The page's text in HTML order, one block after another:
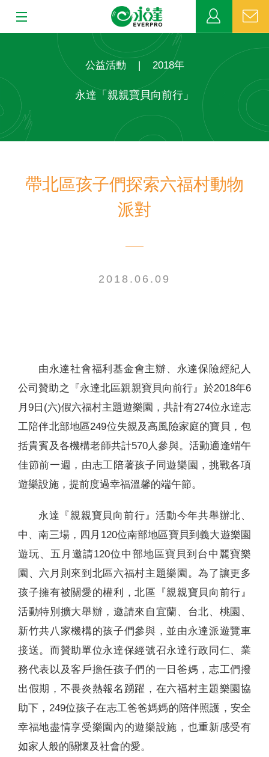
MDRT
公益活動
公益活動 | 2018年
永達「親親寶貝向前行」
帶北區孩子們探索六福村動物
派對
2018.06.09
由永達社會福利基金會主辦、永達保險經紀人
公司贊助之『永達北區親親寶貝向前行』於2018年6
月9日(六)假六福村主題遊樂園，共計有274位永達志
工陪伴北部地區249位失親及高風險家庭的寶貝，包
括貴賓及各機構老師共計570人參與。活動適逢端午
佳節前一週，由志工陪著孩子同遊樂園，挑戰各項
遊樂設施，提前度過幸福溫馨的端午節。
永達『親親寶貝向前行』活動今年共舉辦北、
中、南三場，四月120位南部地區寶貝到義大遊樂園
遊玩、五月邀請120位中部地區寶貝到台中麗寶樂
園、六月則來到北區六福村主題樂園。為了讓更多
孩子擁有被關愛的權利，北區『親親寶貝向前行』
活動特別擴大舉辦，邀請來自宜蘭、台北、桃園、
新竹共八家機構的孩子們參與，並由永達派遊覽車
接送。而贊助單位永達保經號召永達行政同仁、業
務代表以及客戶擔任孩子們的一日爸媽，志工們撥
出假期，不畏炎熱報名踴躍，在六福村主題樂園協
助下，249位孩子在志工爸爸媽媽的陪伴照護，安全
幸福地盡情享受樂園內的遊樂設施，也重新感受有
如家人般的關懷及社會的愛。